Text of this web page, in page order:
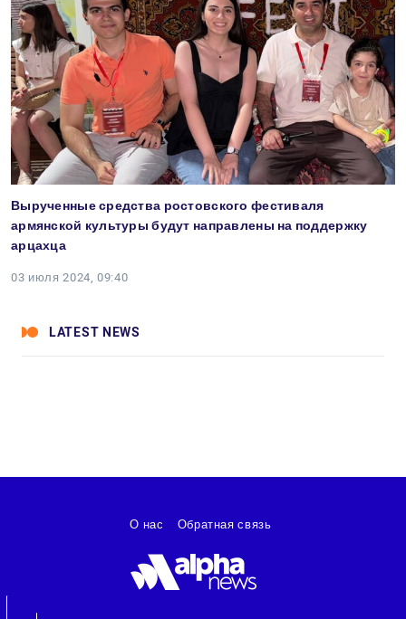
Вырученные средства ростовского фестиваля
армянской культуры будут направлены на поддержку
арцахца
03 июля 2024, 09:40
LATEST NEWS
О нас Обратная связь